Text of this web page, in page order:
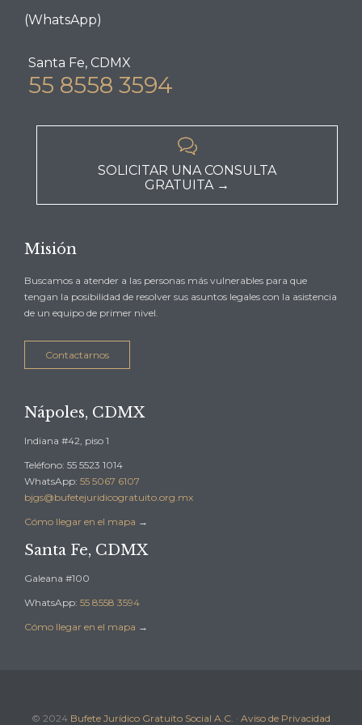
(WhatsApp)
Santa Fe, CDMX
55 8558 3594

SOLICITAR UNA CONSULTA
GRATUITA →
Misión
Buscamos a atender a las personas más vulnerables para que
tengan la posibilidad de resolver sus asuntos legales con la asistencia
de un equipo de primer nivel.
Contactarnos
Nápoles, CDMX
Indiana #42, piso 1
Teléfono: 55 5523 1014
WhatsApp: 55 5067 6107
bjgs@bufetejuridicogratuito.org.mx
Cómo llegar en el mapa →
Santa Fe, CDMX
Galeana #100
WhatsApp: 55 8558 3594
Cómo llegar en el mapa →
© 2024 Bufete Jurídico Gratuito Social A.C. · Aviso de Privacidad